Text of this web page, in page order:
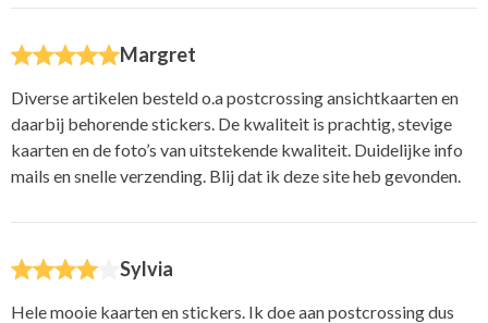
Margret
Diverse artikelen besteld o.a postcrossing ansichtkaarten en
daarbij behorende stickers. De kwaliteit is prachtig, stevige
kaarten en de foto’s van uitstekende kwaliteit. Duidelijke info
mails en snelle verzending. Blij dat ik deze site heb gevonden.
Sylvia
Hele mooie kaarten en stickers. Ik doe aan postcrossing dus